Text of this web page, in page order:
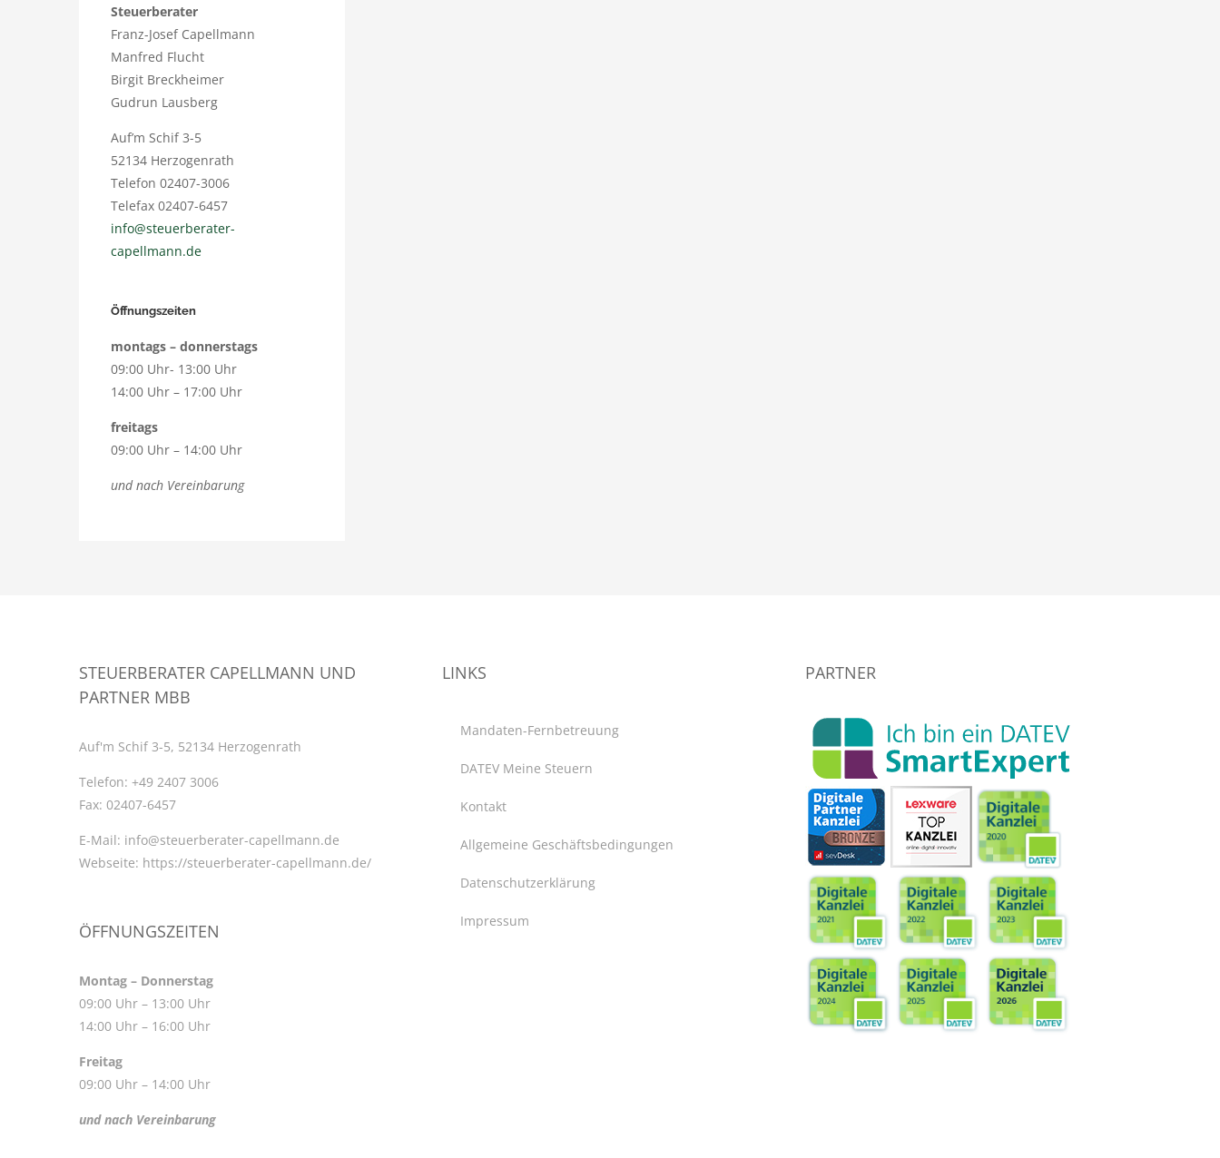
Steuerberater
Franz-Josef Capellmann
Manfred Flucht
Birgit Breckheimer
Gudrun Lausberg
Auf’m Schif 3-5
52134 Herzogenrath
Telefon 02407-3006
Telefax 02407-6457
info@steuerberater-
capellmann.de
Öffnungszeiten
montags – donnerstags
09:00 Uhr- 13:00 Uhr
14:00 Uhr – 17:00 Uhr
freitags
09:00 Uhr – 14:00 Uhr
und nach Vereinbarung
STEUERBERATER CAPELLMANN UND
PARTNER MBB
Auf'm Schif 3-5, 52134 Herzogenrath
Telefon: +49 2407 3006
Fax: 02407-6457
E-Mail: info@steuerberater-capellmann.de
Webseite: https://steuerberater-capellmann.de/
ÖFFNUNGSZEITEN
Montag – Donnerstag
09:00 Uhr – 13:00 Uhr
14:00 Uhr – 16:00 Uhr
Freitag
09:00 Uhr – 14:00 Uhr
und nach Vereinbarung
LINKS
Mandaten-Fernbetreuung
DATEV Meine Steuern
Kontakt
Allgemeine Geschäftsbedingungen
Datenschutzerklärung
Impressum
PARTNER